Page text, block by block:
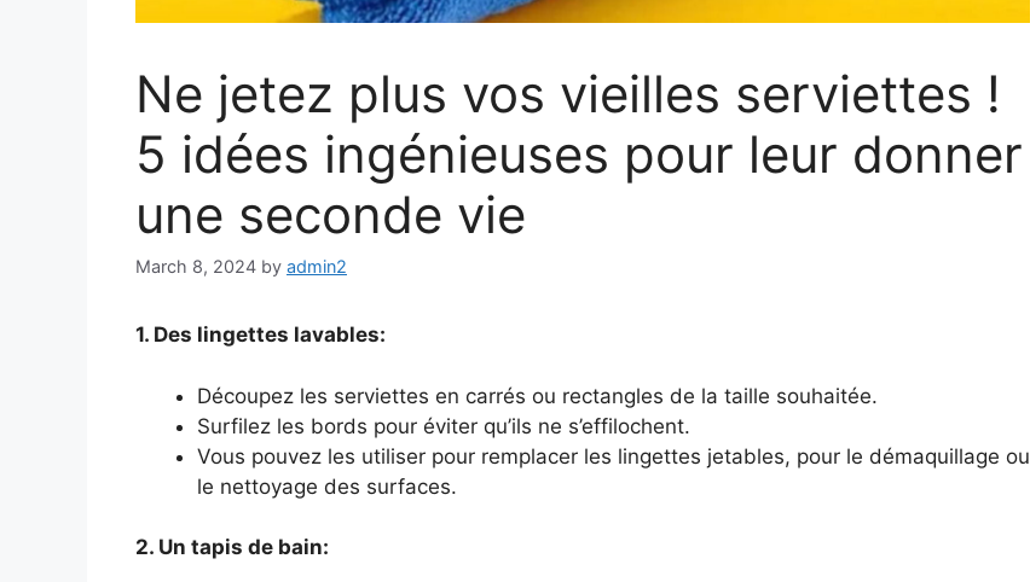
Ne jetez plus vos vieilles serviettes !
5 idées ingénieuses pour leur donner
une seconde vie
March 8, 2024 by admin2
1. Des lingettes lavables:
Découpez les serviettes en carrés ou rectangles de la taille souhaitée.
Surfilez les bords pour éviter qu’ils ne s’effilochent.
Vous pouvez les utiliser pour remplacer les lingettes jetables, pour le démaquillage ou
le nettoyage des surfaces.
2. Un tapis de bain: